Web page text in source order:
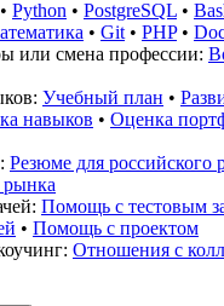
• Python • PostgreSQL •
• Git • PHP•
или смена профессии:
Учебный план •
навыков • Оценка
Резюме для российского
рынка
Помощь с тестовым
• Помощь с проектом
Отношения с